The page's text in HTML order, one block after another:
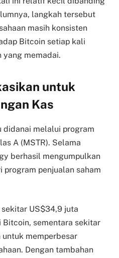
langkah tersebut
masih konsisten
Bitcoin setiap kali
yang memadai.
untuk
Kas
didanai melalui program
A (MSTR). Selama
berhasil mengumpulkan
penjualan saham
US$34,9 juta
sementara sekitar
memperbesar
Dengan tambahan